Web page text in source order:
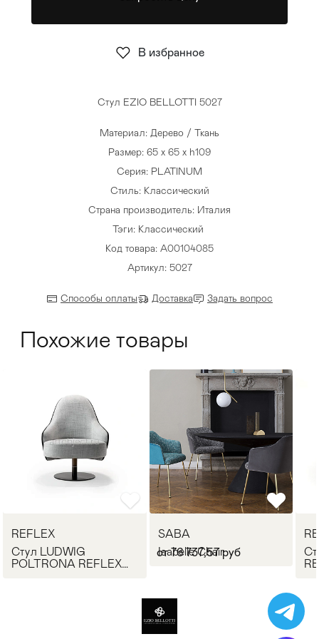
Стулья >
Стул EZIO BELLOTTI 5027
Материал: Дерево / Ткань
Размер: 65 x 65 x h109
Серия: PLATINUM
Стиль: Классический
Страна производитель: Италия
Тэги: Классический
Код товара: A00104085
Артикул: 5027
Способы оплаты Доставка Задать вопрос
В избранное
Похожие товары
REFLEX
Стул LUDWIG
POLTRONA REFLEX
SABA
Isabelle Chair
от 76 737,57 руб